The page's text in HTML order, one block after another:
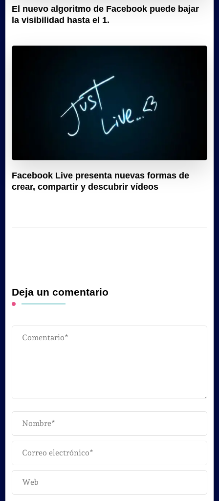
El nuevo algoritmo de Facebook puede bajar
la visibilidad hasta el 1.
Facebook Live presenta nuevas formas de
crear, compartir y descubrir vídeos
Deja un comentario